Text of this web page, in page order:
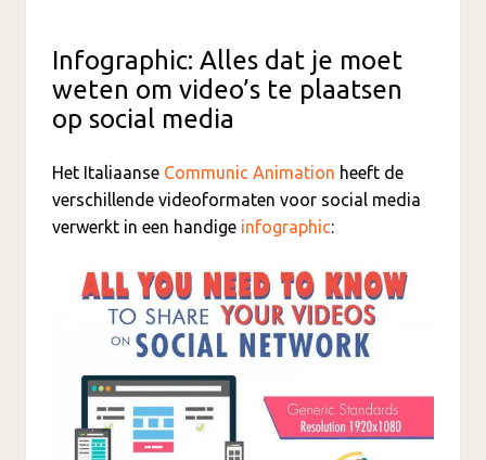
Infographic: Alles dat je moet
weten om video’s te plaatsen
op social media
Het Italiaanse Communic Animation heeft de
verschillende videoformaten voor social media
verwerkt in een handige infographic: